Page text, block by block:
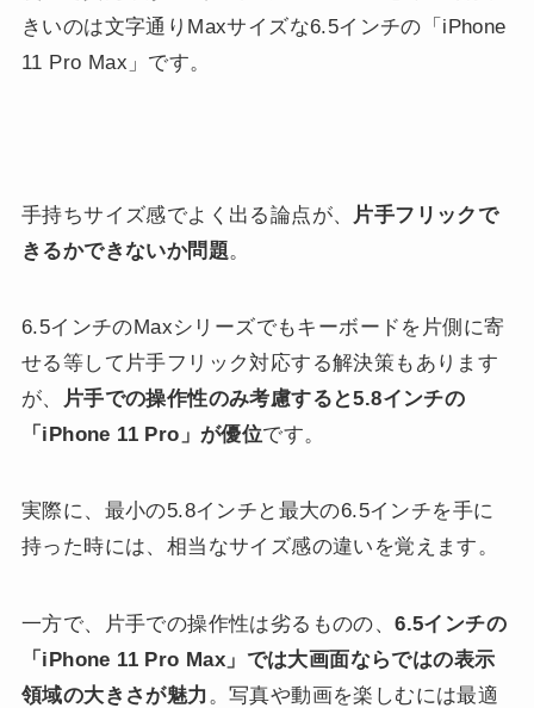
きいのは文字通りMaxサイズな6.5インチの「iPhone
11 Pro Max」です。
手持ちサイズ感でよく出る論点が、 片手フリックで
きるかできないか問題。
6.5インチのMaxシリーズでもキーボードを片側に寄
せる等して片手フリック対応する解決策もあります
が、
片手での操作性のみ考慮すると5.8インチの
「iPhone 11 Pro」が優位です。
実際に、最小の5.8インチと最大の6.5インチを手に
持った時には、相当なサイズ感の違いを覚えます。
一方で、片手での操作性は劣るものの、6.5インチの
「iPhone 11 Pro Max」では大画面ならではの表示
領域の大きさが魅力 。写真や動画を楽しむには最適